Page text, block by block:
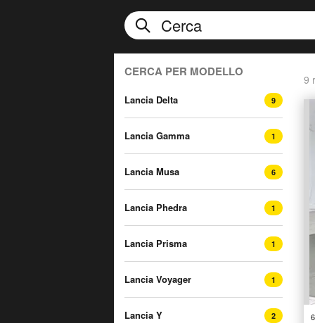
CERCA PER MODELLO
Lancia Delta 9
Lancia Gamma 1
Lancia Musa 6
Lancia Phedra 1
Lancia Prisma 1
Lancia Voyager 1
Lancia Y 2
9